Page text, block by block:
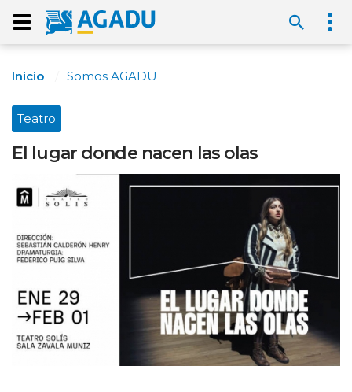
Inicio Somos AGADU
Teatro
El lugar donde nacen las olas